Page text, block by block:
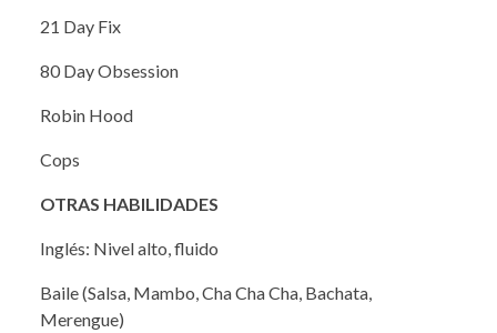
21 Day Fix
80 Day Obsession
Robin Hood
Cops
OTRAS HABILIDADES
Inglés: Nivel alto, fluido
Baile (Salsa, Mambo, Cha Cha Cha, Bachata,
Merengue)